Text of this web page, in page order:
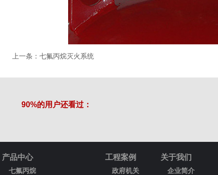
上一条 ： 七氟丙烷灭火系统
90%的用户还看过：
产品中心
七氟丙烷
工程案例
政府机关
关于我们
企业简介